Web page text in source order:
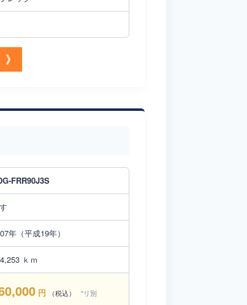
FRR90J3S
ゞ
年（平成19年）
ｋｍ
円 （税込） *リ別